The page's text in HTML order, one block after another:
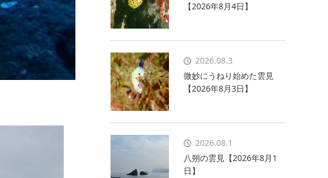
【2026年8月4日】
2026.08.3
微妙にうねり始めた雲見
【2026年8月3日】
2026.08.1
八朔の雲見【2026年8月1
日】